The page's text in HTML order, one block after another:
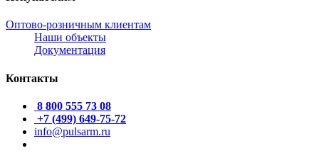
Оптово-розничным клиентам
Наши объекты
Документация
Контакты
8 800 555 73 08
+7 (499) 649-75-72
info@pulsarm.ru